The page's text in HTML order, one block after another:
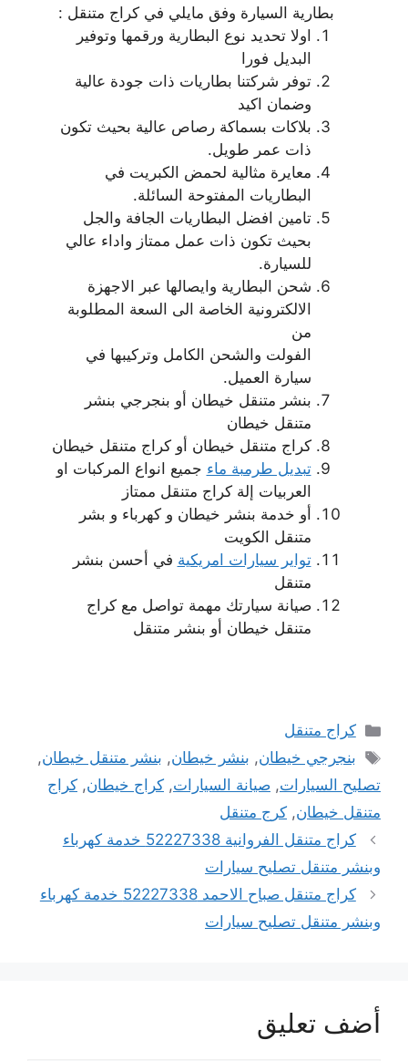
بطارية السيارة وفق مايلي في كراج متنقل :
اولا تحديد نوع البطارية ورقمها وتوفير
البديل فورا
توفر شركتنا بطاريات ذات جودة عالية
وضمان اكيد
بلاكات بسماكة رصاص عالية بحيث تكون
ذات عمر طويل.
معايرة مثالية لحمض الكبريت في
البطاريات المفتوحة السائلة.
تامين افضل البطاريات الجافة والجل
بحيث تكون ذات عمل ممتاز واداء عالي
للسيارة.
شحن البطارية وايصالها عبر الاجهزة
الالكترونية الخاصة الى السعة المطلوبة
من
الفولت والشحن الكامل وتركيبها في
سيارة العميل.
بنشر متنقل خيطان أو بنجرجي بنشر
متنقل خيطان
كراج متنقل خيطان أو كراج متنقل خيطان
تبديل طرمبة ماء جميع انواع المركبات او
العربيات إلة كراج متنقل ممتاز
أو خدمة بنشر خيطان و كهرباء و بشر
متنقل الكويت
تواير سيارات امريكية في أحسن بنشر
متنقل
صيانة سيارتك مهمة تواصل مع كراج
متنقل خيطان أو بنشر متنقل
التصنيفات
كراج متنقل
الوسوم
بنجرجي خيطان, بنشر خيطان, بنشر متنقل خيطان,
تصليح السيارات, صيانة السيارات, كراج خيطان, كراج
متنقل خيطان, كرج متنقل
كراج متنقل الفروانية 52227338 خدمة كهرباء
وبنشر متنقل تصليح سيارات
كراج متنقل صباح الاحمد 52227338 خدمة كهرباء
وبنشر متنقل تصليح سيارات
أضف تعليق